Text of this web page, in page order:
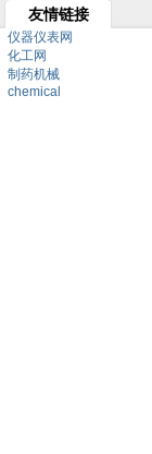
友情链接
仪器仪表网
化工网
制药机械
chemical